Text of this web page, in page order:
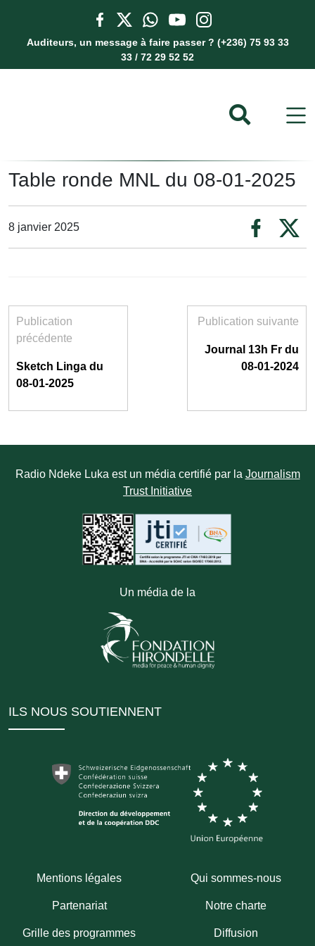
Auditeurs, un message à faire passer ? (+236) 75 93 33
33 / 72 29 52 52
Table ronde MNL du 08-01-2025
8 janvier 2025
Publication
précédente
Sketch Linga du
08-01-2025
Publication suivante
Journal 13h Fr du
08-01-2024
Radio Ndeke Luka est un média certifié par la Journalism
Trust Initiative
Un média de la
ILS NOUS SOUTIENNENT
Mentions légales Qui sommes-nous
Partenariat Notre charte
Grille des programmes Diffusion